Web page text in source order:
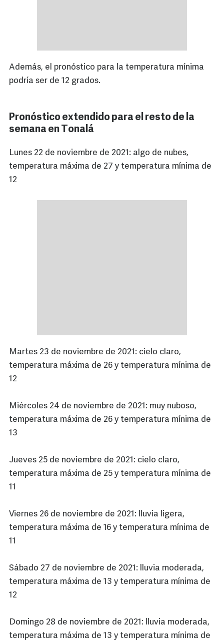
Además, el pronóstico para la temperatura mínima
podría ser de 12 grados.
Pronóstico extendido para el resto de la
semana en Tonalá
Lunes 22 de noviembre de 2021: algo de nubes,
temperatura máxima de 27 y temperatura mínima de
12
Martes 23 de noviembre de 2021: cielo claro,
temperatura máxima de 26 y temperatura mínima de
12
Miércoles 24 de noviembre de 2021: muy nuboso,
temperatura máxima de 26 y temperatura mínima de
13
Jueves 25 de noviembre de 2021: cielo claro,
temperatura máxima de 25 y temperatura mínima de
11
Viernes 26 de noviembre de 2021: lluvia ligera,
temperatura máxima de 16 y temperatura mínima de
11
Sábado 27 de noviembre de 2021: lluvia moderada,
temperatura máxima de 13 y temperatura mínima de
12
Domingo 28 de noviembre de 2021: lluvia moderada,
temperatura máxima de 13 y temperatura mínima de